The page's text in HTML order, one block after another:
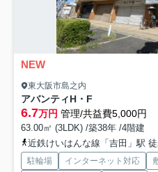
NEW
東大阪市島之内
アバンティH・F
6.7万円 管理/共益費5,000円
63.00㎡ (3LDK) /築38年 /4階建
近鉄けいはんな線「吉田」駅
駐輪場 インターネット対応